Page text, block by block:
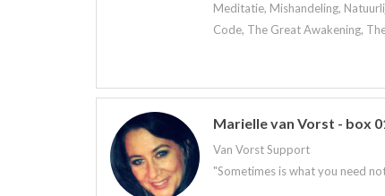
Meditatie, Mishandeling,
Code, The Great Awakening,
Marielle van Vorst - box
Van Vorst Support
"Sometimes is what you need